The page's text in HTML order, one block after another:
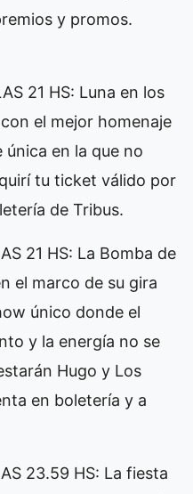
y promos.
21 HS: Luna en los
el mejor homenaje
única en la que no
tu ticket válido por
de Tribus.
21 HS: La Bomba de
el marco de su gira
único donde el
y la energía no se
Hugo y Los
en boletería y a
23.59 HS: La fiesta